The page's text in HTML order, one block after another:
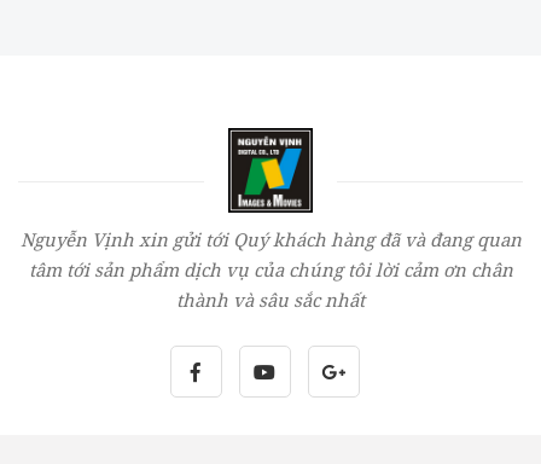
Nguyễn Vịnh xin gửi tới Quý khách hàng đã và đang quan
tâm tới sản phẩm dịch vụ của chúng tôi lời cảm ơn chân
thành và sâu sắc nhất